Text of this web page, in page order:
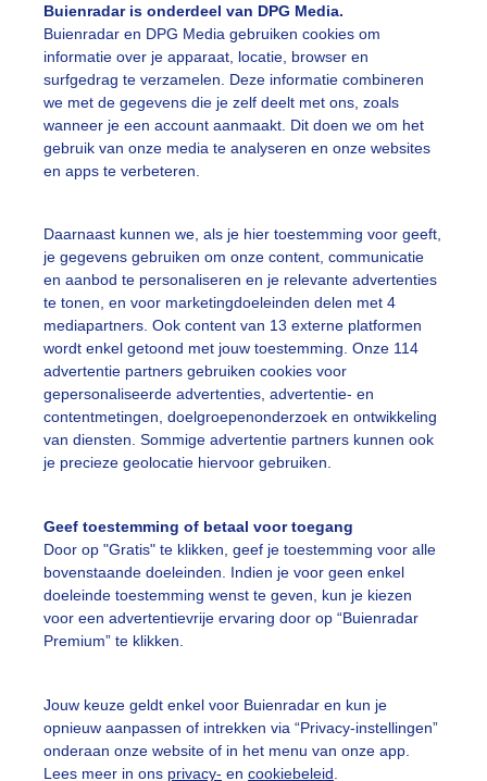
Buienradar is onderdeel van DPG Media.
Buienradar en DPG Media gebruiken cookies om
informatie over je apparaat, locatie, browser en
surfgedrag te verzamelen. Deze informatie combineren
we met de gegevens die je zelf deelt met ons, zoals
wanneer je een account aanmaakt. Dit doen we om het
gebruik van onze media te analyseren en onze websites
en apps te verbeteren.
Daarnaast kunnen we, als je hier toestemming voor geeft,
je gegevens gebruiken om onze content, communicatie
en aanbod te personaliseren en je relevante advertenties
te tonen, en voor marketingdoeleinden delen met 4
mediapartners. Ook content van 13 externe platformen
wordt enkel getoond met jouw toestemming. Onze 114
advertentie partners gebruiken cookies voor
gepersonaliseerde advertenties, advertentie- en
contentmetingen, doelgroepenonderzoek en ontwikkeling
van diensten. Sommige advertentie partners kunnen ook
je precieze geolocatie hiervoor gebruiken.
Geef toestemming of betaal voor toegang
Door op "Gratis" te klikken, geef je toestemming voor alle
bovenstaande doeleinden. Indien je voor geen enkel
doeleinde toestemming wenst te geven, kun je kiezen
voor een advertentievrije ervaring door op “Buienradar
Premium” te klikken.
Jouw keuze geldt enkel voor Buienradar en kun je
opnieuw aanpassen of intrekken via “Privacy-instellingen”
onderaan onze website of in het menu van onze app.
Lees meer in ons privacy- en cookiebeleid
Henri Gemaakt: 07-05-2026, 54x bekeken
slideshow
Een moment
vragen